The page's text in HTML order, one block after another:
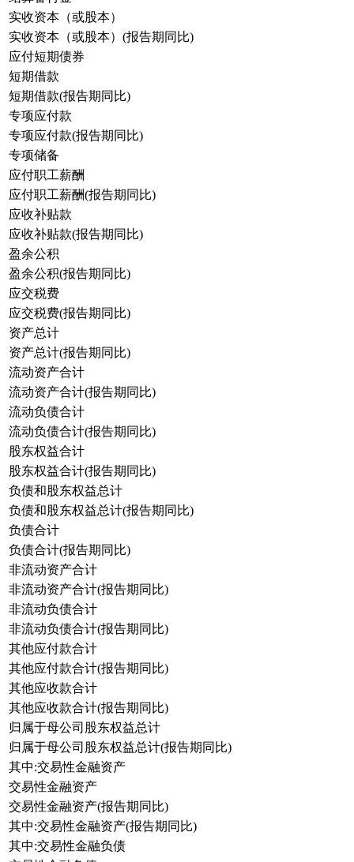
实收资本（或股本）
实收资本（或股本）(报告期同比)
应付短期债券
短期借款
短期借款(报告期同比)
专项应付款
专项应付款(报告期同比)
专项储备
应付职工薪酬
应付职工薪酬(报告期同比)
应收补贴款
应收补贴款(报告期同比)
盈余公积
盈余公积(报告期同比)
应交税费
应交税费(报告期同比)
资产总计
资产总计(报告期同比)
流动资产合计
流动资产合计(报告期同比)
流动负债合计
流动负债合计(报告期同比)
股东权益合计
股东权益合计(报告期同比)
负债和股东权益总计
负债和股东权益总计(报告期同比)
负债合计
负债合计(报告期同比)
非流动资产合计
非流动资产合计(报告期同比)
非流动负债合计
非流动负债合计(报告期同比)
其他应付款合计
其他应付款合计(报告期同比)
其他应收款合计
其他应收款合计(报告期同比)
归属于母公司股东权益总计
归属于母公司股东权益总计(报告期同比)
其中:交易性金融资产
交易性金融资产
交易性金融资产(报告期同比)
其中:交易性金融资产(报告期同比)
其中:交易性金融负债